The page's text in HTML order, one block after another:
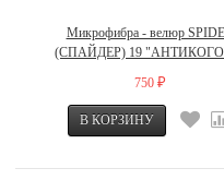
Микрофибра - велюр
(СПАЙДЕР) 19
750 ₽